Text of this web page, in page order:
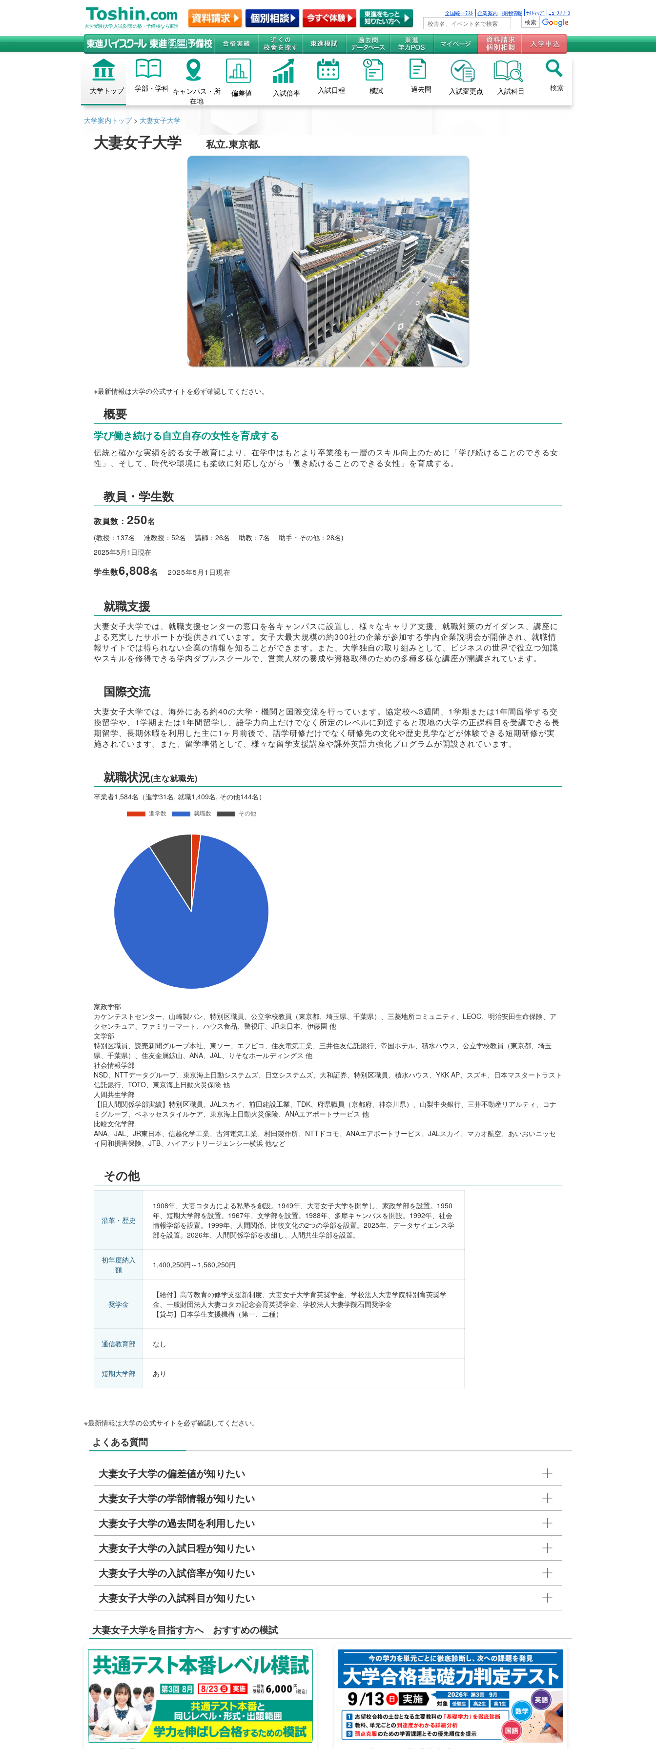
大学受験(大学入試)対策の塾・予備校なら東進
全国統一ﾃｽﾄ 企業案内 採用情報 ｻｲﾄﾏｯﾌﾟ ﾆｭｰｽﾘﾘｰｽ
大学トップ 学部・学科 キャンパス・所
在地
偏差値 入試倍率 入試日程 模試 過去問 入試変更点 入試科目 検索
大学案内トップ> 大妻女子大学
大妻女子大学 私立.東京都.
※最新情報は大学の公式サイトを必ず確認してください。
概要
学び働き続ける自立自存の女性を育成する
伝統と確かな実績を誇る女子教育により、在学中はもとより卒業後も一層のスキル向上のために「学び続けることのできる女
性」、そして、時代や環境にも柔軟に対応しながら「働き続けることのできる女性」を育成する。
教員・学生数
教員数： 250名
(教授：137名 准教授：52名 講師：26名 助教：7名 助手・その他：28名)
2025年5月1日現在
学生数6,808名 2025年5月1日現在
就職支援
大妻女子大学では、就職支援センターの窓口を各キャンパスに設置し、様々なキャリア支援、就職対策のガイダンス、講座に
よる充実したサポートが提供されています。女子大最大規模の約300社の企業が参加する学内企業説明会が開催され、就職情
報サイトでは得られない企業の情報を知ることができます。また、大学独自の取り組みとして、ビジネスの世界で役立つ知識
やスキルを修得できる学内ダブルスクールで、営業人材の養成や資格取得のための多種多様な講座が開講されています。
国際交流
大妻女子大学では、海外にある約40の大学・機関と国際交流を行っています。協定校へ3週間、1学期または1年間留学する交
換留学や、1学期または1年間留学し、語学力向上だけでなく所定のレベルに到達すると現地の大学の正課科目を受講できる長
期留学、長期休暇を利用した主に1ヶ月前後で、語学研修だけでなく研修先の文化や歴史見学などが体験できる短期研修が実
施されています。また、留学準備として、様々な留学支援講座や課外英語力強化プログラムが開設されています。
就職状況(主な就職先)
卒業者1,584名（進学31名, 就職1,409名, その他144名）
家政学部
カケンテストセンター、山崎製パン、特別区職員、公立学校教員（東京都、埼玉県、千葉県）、三菱地所コミュニティ、LEOC、明治安田生命保険、ア
クセンチュア、ファミリーマート、ハウス食品、警視庁、JR東日本、伊藤園 他
文学部
特別区職員、読売新聞グループ本社、東ソー、エフピコ、住友電気工業、三井住友信託銀行、帝国ホテル、積水ハウス、公立学校教員（東京都、埼玉
県、千葉県）、住友金属鉱山、ANA、JAL、りそなホールディングス 他
社会情報学部
NSD、NTTデータグループ、東京海上日動システムズ、日立システムズ、大和証券、特別区職員、積水ハウス、YKK AP、スズキ、日本マスタートラスト
信託銀行、TOTO、東京海上日動火災保険 他
人間共生学部
【旧人間関係学部実績】特別区職員、JALスカイ、前田建設工業、TDK、府県職員（京都府、神奈川県）、山梨中央銀行、三井不動産リアルティ、コナ
ミグループ、ベネッセスタイルケア、東京海上日動火災保険、ANAエアポートサービス 他
比較文化学部
ANA、JAL、JR東日本、信越化学工業、古河電気工業、村田製作所、NTTドコモ、ANAエアポートサービス、JALスカイ、マカオ航空、あいおいニッセ
イ同和損害保険、JTB、ハイアットリージェンシー横浜 他など
その他
沿革・歴史
1908年、大妻コタカによる私塾を創設。1949年、大妻女子大学を開学し、家政学部を設置。1950
年、短期大学部を設置。1967年、文学部を設置。1988年、多摩キャンパスを開設。1992年、社会
情報学部を設置。1999年、人間関係、比較文化の2つの学部を設置。2025年、データサイエンス学
部を設置。2026年、人間関係学部を改組し、人間共生学部を設置。
初年度納入
額
1,400,250円～1,560,250円
奨学金
【給付】高等教育の修学支援新制度、大妻女子大学育英奨学金、学校法人大妻学院特別育英奨学
金、一般財団法人大妻コタカ記念会育英奨学金、学校法人大妻学院石間奨学金
【貸与】日本学生支援機構（第一、二種）
通信教育部 なし
短期大学部 あり
※最新情報は大学の公式サイトを必ず確認してください。
よくある質問
大妻女子大学の偏差値が知りたい
大妻女子大学の学部情報が知りたい
大妻女子大学の過去問を利用したい
大妻女子大学の入試日程が知りたい
大妻女子大学の入試倍率が知りたい
大妻女子大学の入試科目が知りたい
大妻女子大学を目指す方へ おすすめの模試